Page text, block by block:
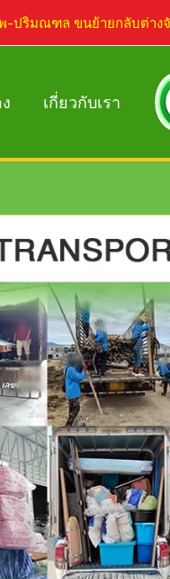
พ-ปริมณฑล ขนย้ายกลับต่าง
เกี่ยวกับเรา